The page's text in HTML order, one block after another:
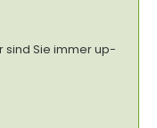
sind Sie immer up-